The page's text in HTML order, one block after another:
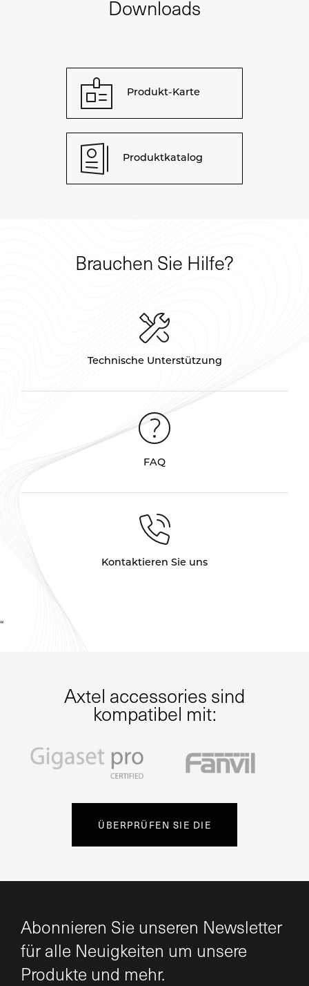
Downloads
Produkt-Karte
Produktkatalog
Brauchen Sie Hilfe?
Technische Unterstützung
FAQ
Kontaktieren Sie uns
“
Axtel accessories sind
kompatibel mit:
ÜBERPRÜFEN SIE DIE
Abonnieren Sie unseren Newsletter
für alle Neuigkeiten um unsere
Produkte und mehr.